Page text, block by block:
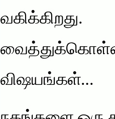
விஷயங்கள்…